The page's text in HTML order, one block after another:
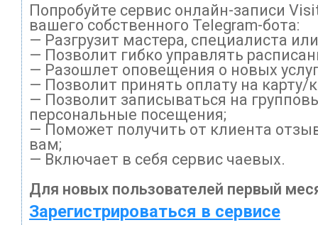
Попробуйте сервис онлайн-записи
вашего собственного Telegram-бота:
— Разгрузит мастера, специалиста
— Позволит гибко управлять
— Разошлет оповещения о новых
— Позволит принять оплату на карту/
— Позволит записываться на
персональные посещения;
— Поможет получить от клиента
вам;
— Включает в себя сервис чаевых.
Для новых пользователей первый
Зарегистрироваться в сервисе